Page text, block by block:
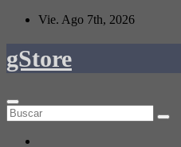
Saltar
contenido
Vie. Ago 7th, 2026
gStore